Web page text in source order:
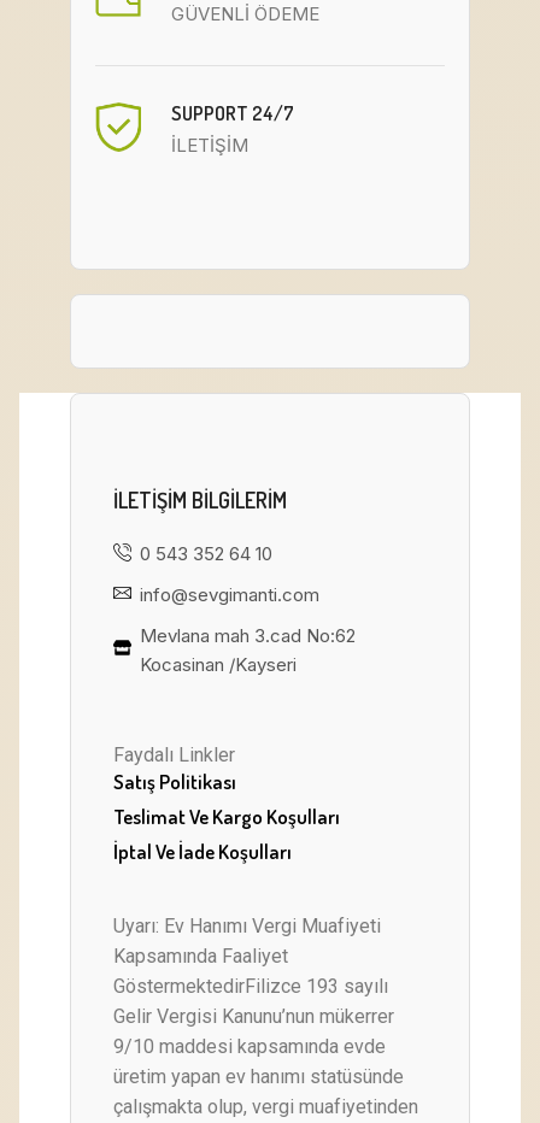
GÜVENLİ ÖDEME
SUPPORT 24/7
İLETİŞİM
ILETIŞIM BILGILERIM
0 543 352 64 10
info@sevgimanti.com
Mevlana mah 3.cad No:62
Kocasinan /Kayseri
Faydalı Linkler
Satış Politikası
Teslimat Ve Kargo Koşulları
İptal Ve İade Koşulları
Uyarı: Ev Hanımı Vergi Muafiyeti
Kapsamında Faaliyet
GöstermektedirFilizce 193 sayılı
Gelir Vergisi Kanunu’nun mükerrer
9/10 maddesi kapsamında evde
üretim yapan ev hanımı statüsünde
çalışmakta olup, vergi muafiyetinden